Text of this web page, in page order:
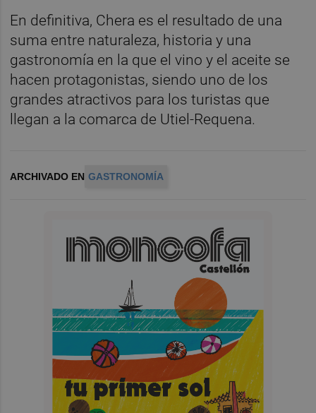
En definitiva, Chera es el resultado de una
suma entre naturaleza, historia y una
gastronomía en la que el vino y el aceite se
hacen protagonistas, siendo uno de los
grandes atractivos para los turistas que
llegan a la comarca de Utiel-Requena.
ARCHIVADO EN GASTRONOMÍA